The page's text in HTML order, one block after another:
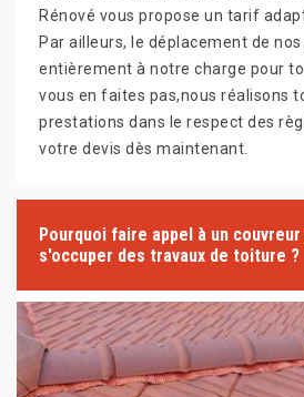
Rénové vous propose un tarif
Par ailleurs, le déplacement de
entièrement à notre charge pour
vous en faites pas,nous réalisons
prestations dans le respect des
votre devis dès maintenant.
Pourquoi faire appel à un
s'occuper des travaux de toiture ?